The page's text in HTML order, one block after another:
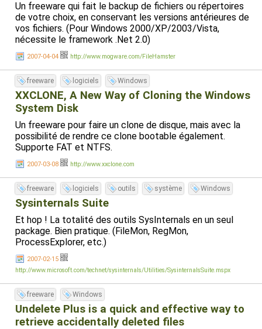
Un freeware qui fait le backup de fichiers ou répertoires
de votre choix, en conservant les versions antérieures de
vos fichiers. (Pour Windows 2000/XP/2003/Vista,
nécessite le framework .Net 2.0)
2007-04-04 http://www.mogware.com/FileHamster
freeware logiciels Windows
XXCLONE, A New Way of Cloning the Windows
System Disk
Un freeware pour faire un clone de disque, mais avec la
possibilité de rendre ce clone bootable également.
Supporte FAT et NTFS.
2007-03-08 http://www.xxclone.com
freeware logiciels outils système Windows
Sysinternals Suite
Et hop ! La totalité des outils SysInternals en un seul
package. Bien pratique. (FileMon, RegMon,
ProcessExplorer, etc.)
2007-02-15
http://www.microsoft.com/technet/sysinternals/Utilities/SysinternalsSuite.mspx
freeware Windows
Undelete Plus is a quick and effective way to
retrieve accidentally deleted files